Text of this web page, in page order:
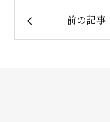
前の記事